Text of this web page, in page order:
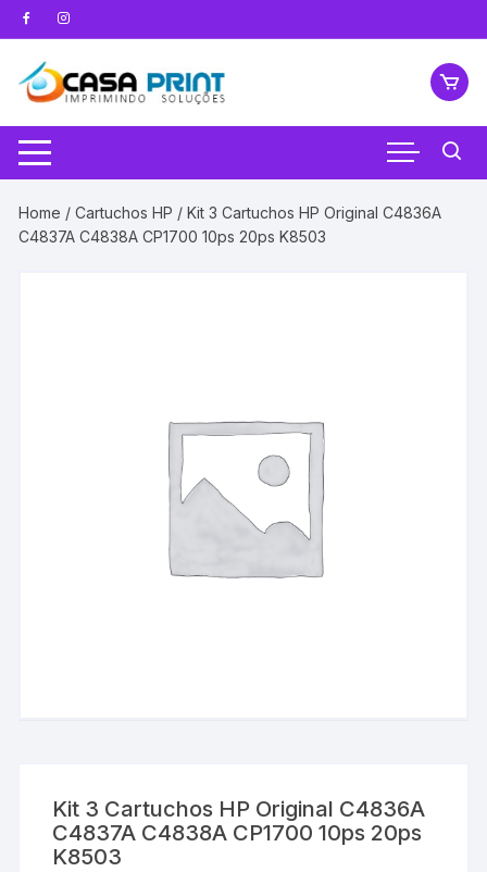
Pular
para
conteúdo
Home /Cartuchos HP / Kit 3 Cartuchos HP Original C4836A
C4837A C4838A CP1700 10ps 20ps K8503
Kit 3 Cartuchos HP Original C4836A
C4837A C4838A CP1700 10ps 20ps
K8503